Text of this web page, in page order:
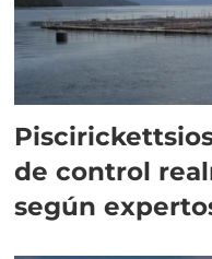
de control
según